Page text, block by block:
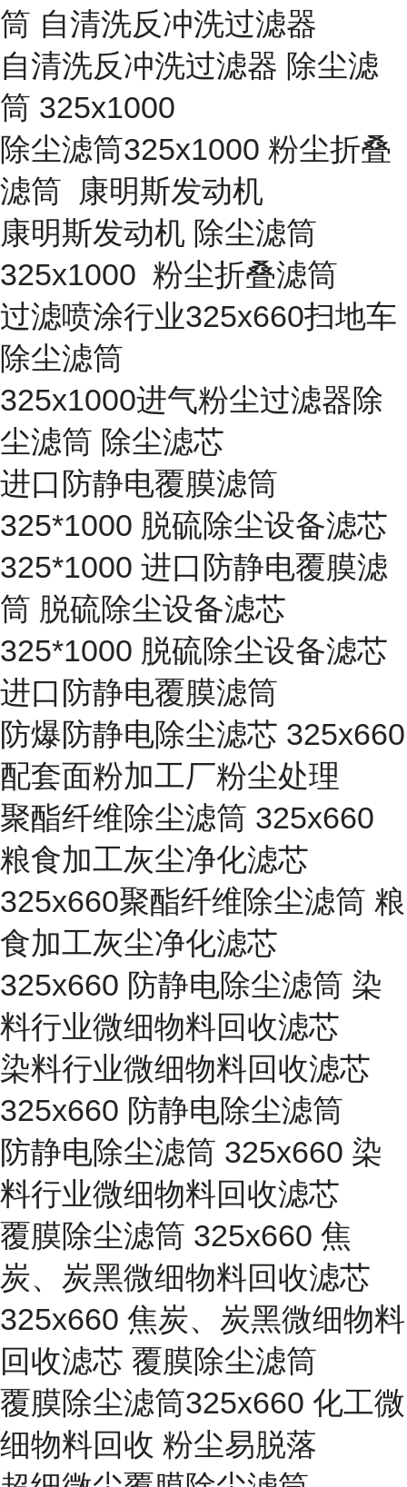
筒 自清洗反冲洗过滤器
自清洗反冲洗过滤器 除尘滤
筒 325x1000
除尘滤筒325x1000 粉尘折叠
滤筒 康明斯发动机
康明斯发动机 除尘滤筒
325x1000 粉尘折叠滤筒
过滤喷涂行业325x660扫地车
除尘滤筒
325x1000进气粉尘过滤器除
尘滤筒 除尘滤芯
进口防静电覆膜滤筒
325*1000 脱硫除尘设备滤芯
325*1000 进口防静电覆膜滤
筒 脱硫除尘设备滤芯
325*1000 脱硫除尘设备滤芯
进口防静电覆膜滤筒
防爆防静电除尘滤芯 325x660
配套面粉加工厂粉尘处理
聚酯纤维除尘滤筒 325x660
粮食加工灰尘净化滤芯
325x660聚酯纤维除尘滤筒 粮
食加工灰尘净化滤芯
325x660 防静电除尘滤筒 染
料行业微细物料回收滤芯
染料行业微细物料回收滤芯
325x660 防静电除尘滤筒
防静电除尘滤筒 325x660 染
料行业微细物料回收滤芯
覆膜除尘滤筒 325x660 焦
炭、炭黑微细物料回收滤芯
325x660 焦炭、炭黑微细物料
回收滤芯 覆膜除尘滤筒
覆膜除尘滤筒325x660 化工微
细物料回收 粉尘易脱落